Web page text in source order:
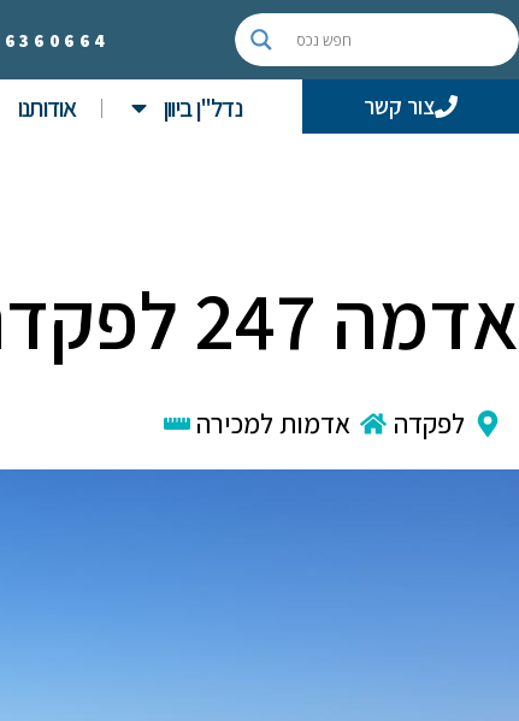
6360664
צור קשר נדל"ן ביוון אודותנו
אדמה 247 לפקדה
לפקדה אדמות למכירה